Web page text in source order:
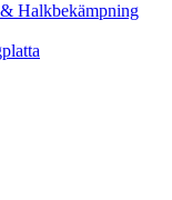
Halkbekämpning